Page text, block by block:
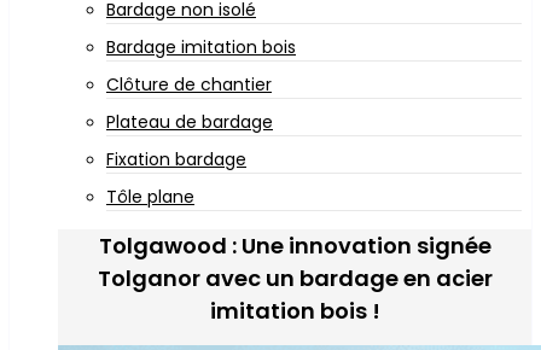
Bardage non isolé
Bardage imitation bois
Clôture de chantier
Plateau de bardage
Fixation bardage
Tôle plane
Tolgawood : Une innovation signée
Tolganor avec un bardage en acier
imitation bois !